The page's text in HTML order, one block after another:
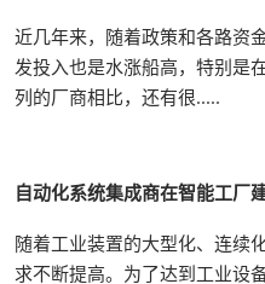
近几年来，随着政策和各路资
发投入也是水涨船高，特别是
列的厂商相比，还有很.....
自动化系统集成商在智能工厂
随着工业装置的大型化、连续
求不断提高。为了达到工业设